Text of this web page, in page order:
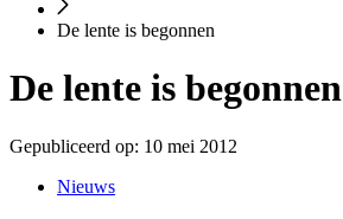
De lente is begonnen
De lente is begonnen
Gepubliceerd op: 10 mei 2012
Nieuws